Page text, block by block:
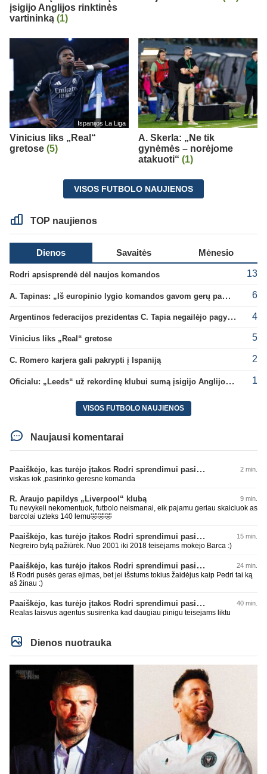
įsigijo Anglijos rinktinės
vartininką (1)
Ispanijos La Liga
Vinicius liks „Real“
gretose (5)
A. Skerla: „Ne tik
gynėmės – norėjome
atakuoti“ (1)
VISOS FUTBOLO NAUJIENOS
TOP naujienos
Dienos Savaitės Mėnesio
Rodri apsisprendė dėl naujos komandos 13
A. Tapinas: „Iš europinio lygio komandos gavom gerų pamokų“ 6
Argentinos federacijos prezidentas C. Tapia negailėjo pagyrų G. Infantino 4
Vinicius liks „Real“ gretose 5
C. Romero karjera gali pakrypti į Ispaniją 2
Oficialu: „Leeds“ už rekordinę klubui sumą įsigijo Anglijos rinktinės vartininką 1
VISOS FUTBOLO NAUJIENOS
Naujausi komentarai
Paaiškėjo, kas turėjo įtakos Rodri sprendimui pasirinkti Barselonos pusę 2 min.
viskas iok ,pasirinko geresne komanda
R. Araujo papildys „Liverpool“ klubą 9 min.
Tu nevykeli nekomentuok, futbolo neismanai, eik pajamu geriau skaiciuok as
barcolai uzteks 140 lemu🤣🤣🤣
Paaiškėjo, kas turėjo įtakos Rodri sprendimui pasirinkti Barselonos pusę 15 min.
Negreiro bylą pažiūrėk. Nuo 2001 iki 2018 teisėjams mokėjo Barca :)
Paaiškėjo, kas turėjo įtakos Rodri sprendimui pasirinkti Barselonos pusę 24 min.
Iš Rodri pusės geras ejimas, bet jei išstums tokius žaidėjus kaip Pedri tai ką
aš žinau :)
Paaiškėjo, kas turėjo įtakos Rodri sprendimui pasirinkti Barselonos pusę 40 min.
Realas laisvus agentus susirenka kad daugiau pinigu teisejams liktu
Dienos nuotrauka